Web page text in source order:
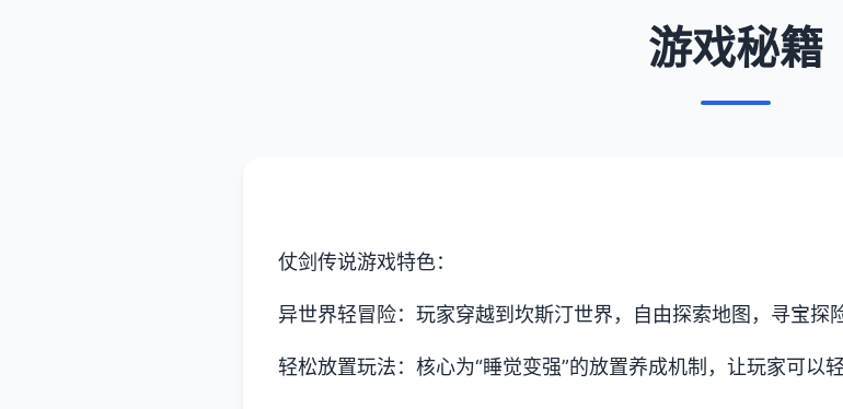
游戏秘籍
仗剑传说游戏特色：
异世界轻冒险：玩家穿越到坎斯汀世界，自由探索地图，寻宝探险
轻松放置玩法：核心为“睡觉变强”的放置养成机制，让玩家可以轻